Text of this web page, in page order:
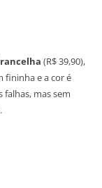
(R$ 39,90),
fininha e a cor é
mas sem